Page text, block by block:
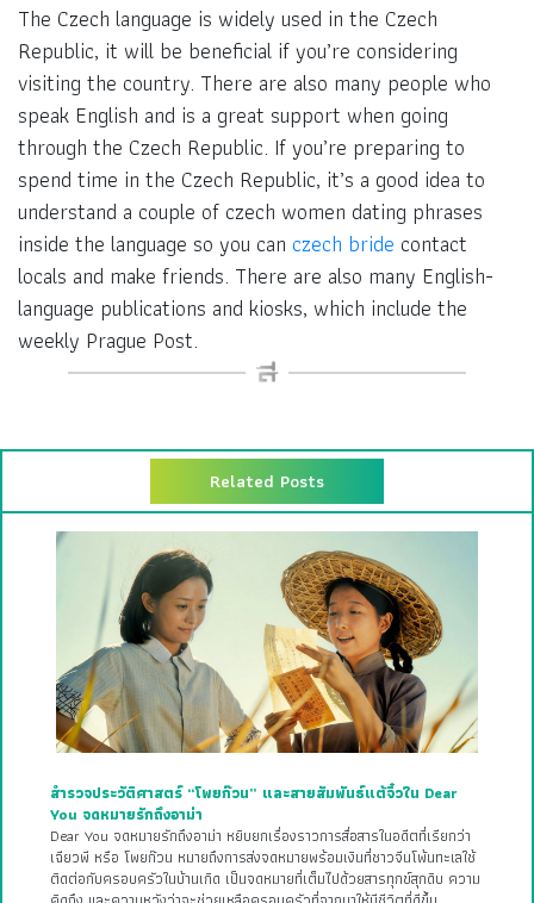
The Czech language is widely used in the Czech
Republic, it will be beneficial if you’re considering
visiting the country. There are also many people who
speak English and is a great support when going
through the Czech Republic. If you’re preparing to
spend time in the Czech Republic, it’s a good idea to
understand a couple of czech women dating phrases
inside the language so you can czech bride contact
locals and make friends. There are also many English-
language publications and kiosks, which include the
weekly Prague Post.
Related Posts
สำรวจประวัติศาสตร์ “โพยก๊วน” และสายสัมพันธ์แต้จิ๋วใน Dear
You จดหมายรักถึงอาม่า
Dear You จดหมายรักถึงอาม่า หยิบยกเรื่องราวการสื่อสารในอดีตที่เรียกว่า
เฉียวพี หรือ โพยก๊วน หมายถึงการส่งจดหมายพร้อมเงินที่ชาวจีนโพ้นทะเลใช้
ติดต่อกับครอบครัวในบ้านเกิด เป็นจดหมายที่เต็มไปด้วยสารทุกข์สุกดิบ ความ